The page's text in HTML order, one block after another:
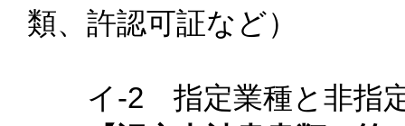
類、許認可証など）
イ-2 指定業種と非指定